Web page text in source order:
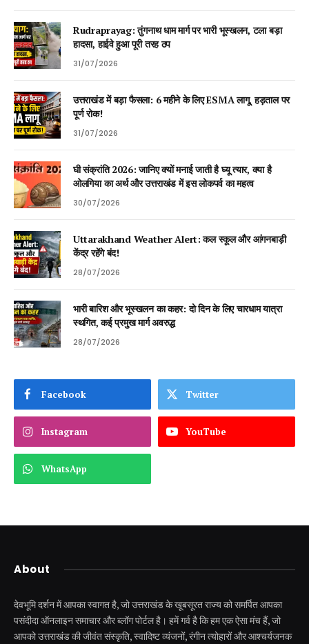
Rudraprayag: तुंगनाथ धाम मार्ग पर भारी भूस्खलन, टला बड़ा
हादसा, हाईवे हुआ पूरी तरह ठप
31/07/2026
उत्तराखंड में बड़ा फैसला: 6 महीने के लिए ESMA लागू, हड़ताल पर
पूर्ण रोक!
31/07/2026
घी संक्रांति 2026: जानिए क्यों मनाई जाती है घ्यू त्यार, क्या है
ओलगिया का अर्थ और उत्तराखंड में इस लोकपर्व का महत्व
30/07/2026
Uttarakhand Weather Alert: कल स्कूल और आंगनबाड़ी
केंद्र रहेंगे बंद!
28/07/2026
भारी बारिश और भूस्खलन का कहर: दो दिन के लिए चारधाम यात्रा
स्थगित, कई प्रमुख मार्ग अवरुद्ध
28/07/2026
Facebook Twitter
Instagram YouTube
WhatsApp
About
देवभूमि दर्शन में आपका स्वागत है, जो उत्तराखंड के खूबसूरत राज्य को समर्पित आपका
पसंदीदा ऑनलाइन समाचार और ब्लॉग पोर्टल है। हमें गर्व है कि हम एक ऐसा मंच हैं, जो
आपको उत्तराखंड की जीवंत संस्कृति, स्वादिष्ट व्यंजनों, रंगीन त्योहारों और आश्चर्यजनक